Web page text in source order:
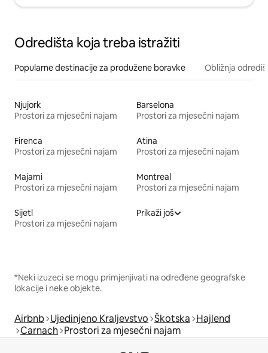
Odredišta koja treba istražiti
Popularne destinacije za produžene boravke Obližnja
Njujork
Prostori za mjesečni najam
Barselona
Prostori za mjesečni najam
Firenca
Prostori za mjesečni najam
Atina
Prostori za mjesečni najam
Majami
Prostori za mjesečni najam
Montreal
Prostori za mjesečni najam
Sijetl
Prostori za mjesečni najam
Prikaži još
*Neki izuzeci se mogu primjenjivati na određene geografske
lokacije i neke objekte.
Airbnb Ujedinjeno Kraljevstvo Škotska Hajlend
Carnach Prostori za mjesečni najam